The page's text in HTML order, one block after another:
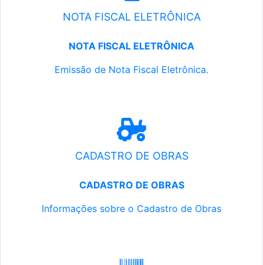
NOTA FISCAL ELETRÔNICA
NOTA FISCAL ELETRÔNICA
Emissão de Nota Fiscal Eletrônica.
CADASTRO DE OBRAS
CADASTRO DE OBRAS
Informações sobre o Cadastro de Obras